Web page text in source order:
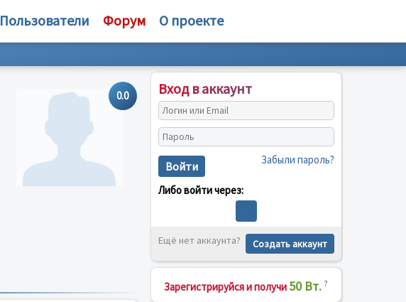
Пользователи Форум О проекте
0.0 Вход в аккаунт
Войти Забыли пароль?
Либо войти через:
Ещё нет аккаунта? Создать аккаунт
Зарегистрируйся и получи 50 Вт. ?